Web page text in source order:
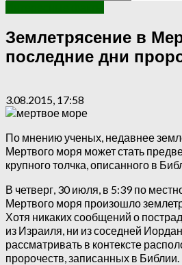
Землетрясение в
последние дни
3.08.2015, 17:58
По мнению ученых, недавнее
Мертвого моря может стать
крупного толчка, описанного в
В четверг, 30 июля, в 5:39 по
Мертвого моря произошло
Хотя никаких сообщений о
из Израиля, ни из соседней
рассматривать в контексте
пророчеств, записанных в Библии.